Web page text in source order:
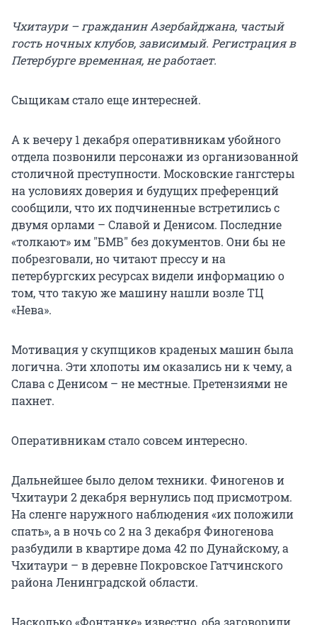
Чхитаури – гражданин Азербайджана, частый
гость ночных клубов, зависимый. Регистрация в
Петербурге временная, не работает.
Сыщикам стало еще интересней.
А к вечеру 1 декабря оперативникам убойного
отдела позвонили персонажи из организованной
столичной преступности. Московские гангстеры
на условиях доверия и будущих преференций
сообщили, что их подчиненные встретились с
двумя орлами – Славой и Денисом. Последние
«толкают» им "БМВ" без документов. Они бы не
побрезговали, но читают прессу и на
петербургских ресурсах видели информацию о
том, что такую же машину нашли возле ТЦ
«Нева».
Мотивация у скупщиков краденых машин была
логична. Эти хлопоты им оказались ни к чему, а
Слава с Денисом – не местные. Претензиями не
пахнет.
Оперативникам стало совсем интересно.
Дальнейшее было делом техники. Финогенов и
Чхитаури 2 декабря вернулись под присмотром.
На сленге наружного наблюдения «их положили
спать», а в ночь со 2 на 3 декабря Финогенова
разбудили в квартире дома 42 по Дунайскому, а
Чхитаури – в деревне Покровское Гатчинского
района Ленинградской области.
Насколько «Фонтанке» известно, оба заговорили